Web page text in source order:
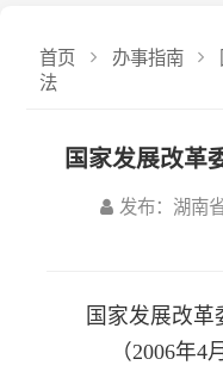
发布：湖南省
国家发展改革委 司
（2006年4 月13日
《价格法》和《律师法
依照《中